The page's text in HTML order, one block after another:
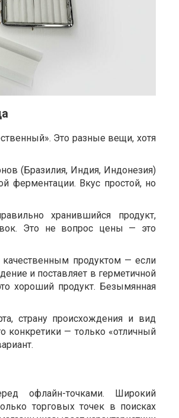
Это разные вещи, хотя
(Бразилия, Индия, Индонезия)
ферментации. Вкус простой, но
хранившийся продукт,
Это не вопрос цены — это
продуктом — если
и поставляет в герметичной
хороший продукт. Безымянная
страну происхождения и вид
конкретики — только «отличный
офлайн-точками. Широкий
торговых точек в поисках